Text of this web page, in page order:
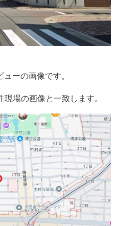
ーの画像です。
場の画像と一致します。